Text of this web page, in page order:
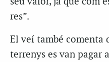
res”.
El veí també comenta
terrenys es van pagar